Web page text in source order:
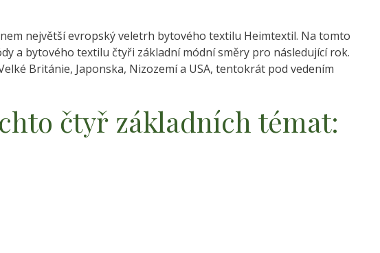
největší evropský veletrh bytového textilu Heimtextil. Na tomto
a bytového textilu čtyři základní módní směry pro následující rok.
Británie, Japonska, Nizozemí a USA, tentokrát pod vedením
čtyř základních témat: